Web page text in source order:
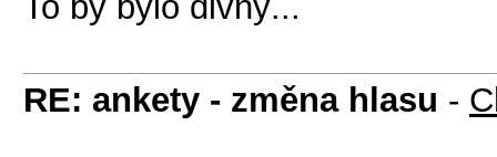
RE: ankety - změna hlasu -